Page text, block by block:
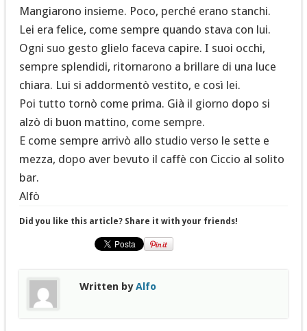
Mangiarono insieme. Poco, perché erano stanchi.
Lei era felice, come sempre quando stava con lui.
Ogni suo gesto glielo faceva capire. I suoi occhi,
sempre splendidi, ritornarono a brillare di una luce
chiara. Lui si addormentò vestito, e così lei.
Poi tutto tornò come prima. Già il giorno dopo si
alzò di buon mattino, come sempre.
E come sempre arrivò allo studio verso le sette e
mezza, dopo aver bevuto il caffè con Ciccio al solito
bar.
Alfò
Did you like this article? Share it with your friends!
Written byAlfo